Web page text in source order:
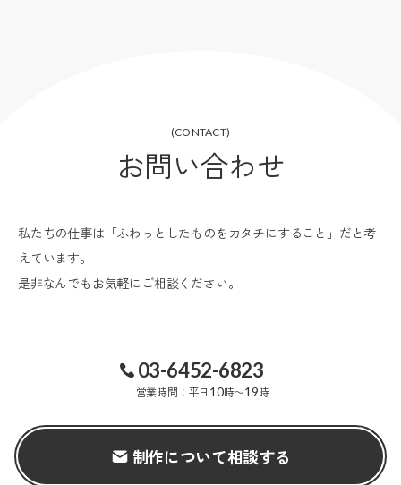
(CONTACT)
お問い合わせ
私たちの仕事は「ふわっとしたものをカタチにすること」だと考
えています。
是非なんでもお気軽にご相談ください。
03-6452-6823
営業時間：平日 10時〜19時
制作について相談する